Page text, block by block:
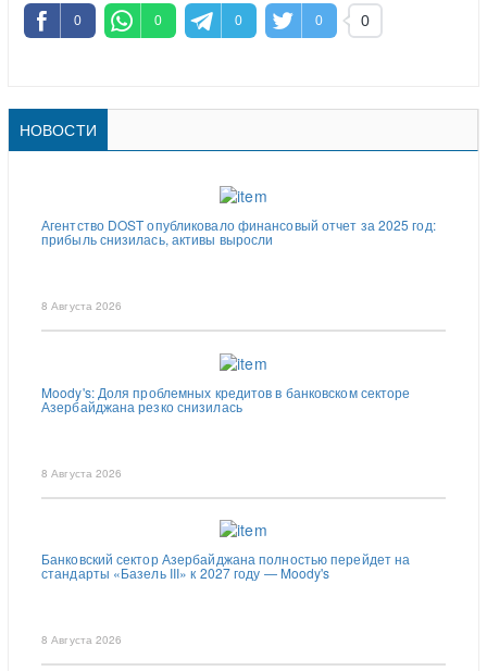
0 0 0 0 0
НОВОСТИ
Агентство DOST опубликовало финансовый отчет за 2025 год:
прибыль снизилась, активы выросли
8 Августа 2026
Moody's: Доля проблемных кредитов в банковском секторе
Азербайджана резко снизилась
8 Августа 2026
Банковский сектор Азербайджана полностью перейдет на
стандарты «Базель III» к 2027 году — Moody's
8 Августа 2026